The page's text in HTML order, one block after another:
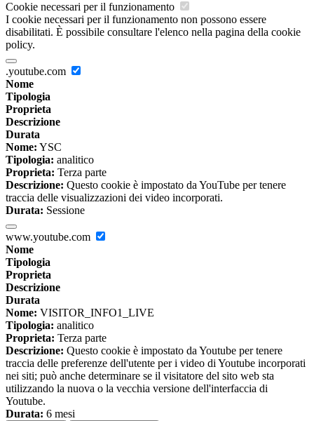
Cookie necessari per il funzionamento
I cookie necessari per il funzionamento non possono essere
disabilitati. È possibile consultare l'elenco nella pagina della cookie
policy.
.youtube.com
Nome
Tipologia
Proprieta
Descrizione
Durata
Nome: YSC
Tipologia: analitico
Proprieta: Terza parte
Descrizione: Questo cookie è impostato da YouTube per tenere
traccia delle visualizzazioni dei video incorporati.
Durata: Sessione
www.youtube.com
Nome
Tipologia
Proprieta
Descrizione
Durata
Nome: VISITOR_INFO1_LIVE
Tipologia: analitico
Proprieta: Terza parte
Descrizione: Questo cookie è impostato da Youtube per tenere
traccia delle preferenze dell'utente per i video di Youtube incorporati
nei siti; può anche determinare se il visitatore del sito web sta
utilizzando la nuova o la vecchia versione dell'interfaccia di
Youtube.
Durata: 6 mesi